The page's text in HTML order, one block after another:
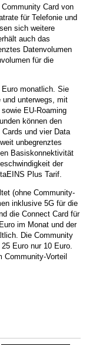
Card von
für Telefonie und
sich weitere
auch das
Datenvolumen
für die
monatlich. Sie
und unterwegs, mit
EU-Roaming
können den
und vier Data
unbegrenztes
Basiskonnektivität
der
Plus Tarif.
(ohne Community-
inklusive 5G für die
die Connect Card für
im Monat und der
Die Community
Euro nur 10 Euro.
Community-Vorteil